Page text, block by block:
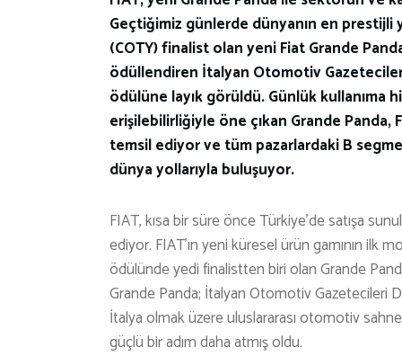
Geçtiğimiz günlerde dünyanın en prestijli
(COTY) finalist olan yeni Fiat Grande
ödüllendiren İtalyan Otomotiv
ödülüne layık görüldü. Günlük kullanıma
erişilebilirliğiyle öne çıkan Grande Panda,
temsil ediyor ve tüm pazarlardaki B
dünya yollarıyla buluşuyor.
FIAT, kısa bir süre önce Türkiye’de satışa
ediyor. FIAT’ın yeni küresel ürün gamının ilk
ödülünde yedi finalistten biri olan Grande
Grande Panda; İtalyan Otomotiv Gazetecileri
İtalya olmak üzere uluslararası otomotiv
güçlü bir adım daha atmış oldu.